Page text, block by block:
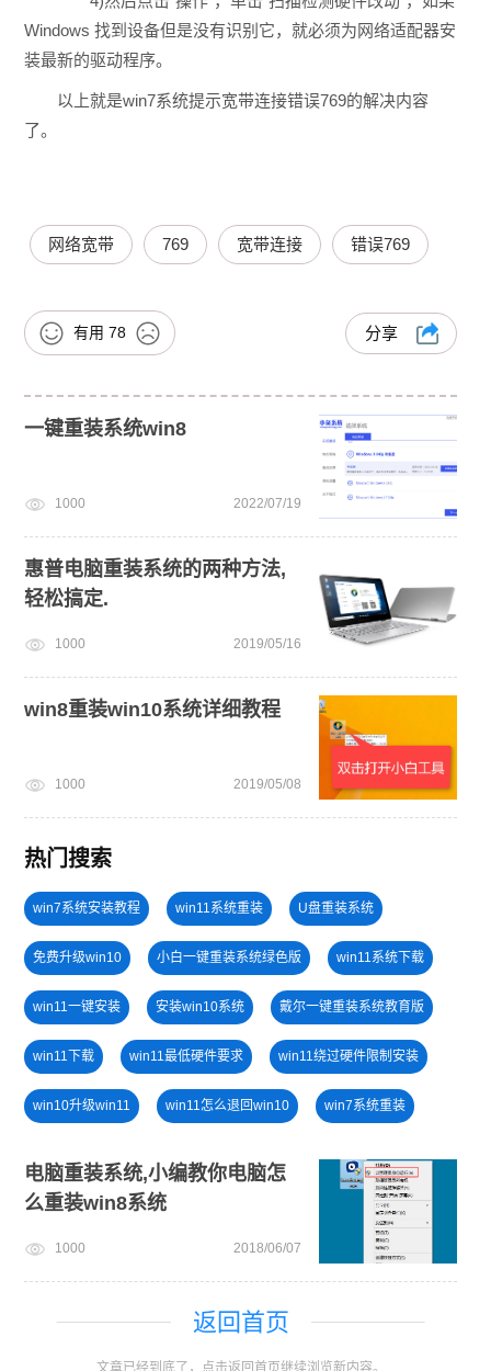
Windows 找到设备但是没有识别它，就必须为网络适配器安
装最新的驱动程序。
以上就是win7系统提示宽带连接错误769的解决内容
了。
网络宽带 769 宽带连接 错误769
有用 78 分享
一键重装系统win8
1000 2022/07/19
惠普电脑重装系统的两种方法,
轻松搞定.
1000 2019/05/16
win8重装win10系统详细教程
1000 2019/05/08
热门搜索
win7系统安装教程 win11系统重装 U盘重装系统
免费升级win10 小白一键重装系统绿色版 win11系统下载
win11一键安装 安装win10系统 戴尔一键重装系统教育版
win11下载 win11最低硬件要求 win11绕过硬件限制安装
win10升级win11 win11怎么退回win10 win7系统重装
小白一键重装系统win10教程 旗舰版win7系统安装教程
电脑重装系统,小编教你电脑怎
么重装win8系统
1000 2018/06/07
返回首页